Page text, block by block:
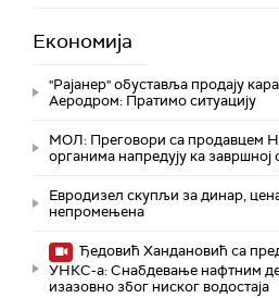
Економија
"Рајанер" обуставља продају
Аеродром: Пратимо ситуацију
МОЛ: Преговори са продавцем
органима напредују ка завршној
Евродизел скупљи за динар,
непромењена
Ђедовић Хандановић са
УНКС-а: Снабдевање нафтним
изазовно због ниског водостаја